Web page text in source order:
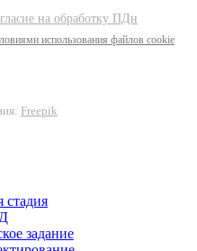
на обработку ПДн
использования файлов cookie
Freepik
стадия
задание